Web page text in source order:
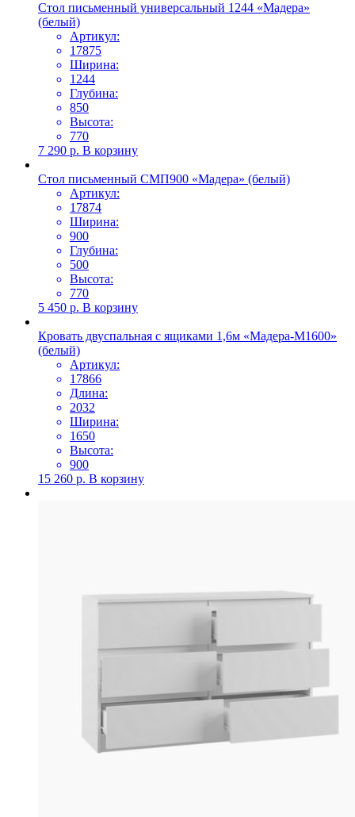
Стол письменный универсальный 1244 «Мадера»
(белый)
Артикул:
17875
Ширина:
1244
Глубина:
850
Высота:
770
7 290 р. В корзину
Стол письменный СМП900 «Мадера» (белый)
Артикул:
17874
Ширина:
900
Глубина:
500
Высота:
770
5 450 р. В корзину
Кровать двуспальная с ящиками 1,6м «Мадера-М1600»
(белый)
Артикул:
17866
Длина:
2032
Ширина:
1650
Высота:
900
15 260 р. В корзину